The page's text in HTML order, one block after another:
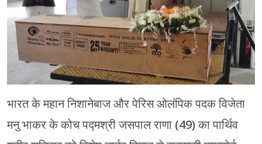
भारत के महान निशानेबाज और पेरिस ओलंपिक पदक विजेता
मनु भाकर के कोच पद्मश्री जसपाल राणा (49) का पार्थिव
रामपुर